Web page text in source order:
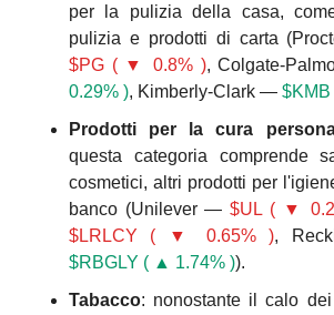
per la pulizia della casa,
$PG ( ▼ 0.8% ), Colgate-
0.29% ), Kimberly-Clark —
Prodotti per la cura
questa categoria comprende
cosmetici, altri prodotti per
banco (Unilever — $UL ( ▼
$LRLCY ( ▼ 0.65% )
$RBGLY ( ▲ 1.74% )).
Tabacco: nonostante il calo